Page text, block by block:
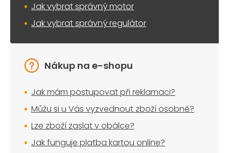
Jak vybrat správný motor
Jak vybrat správný regulátor
Nákup na e-shopu
Jak mám postupovat při reklamaci?
Můžu si u Vás vyzvednout zboží osobně?
Lze zboží zaslat v obálce?
Jak funguje platba kartou online?